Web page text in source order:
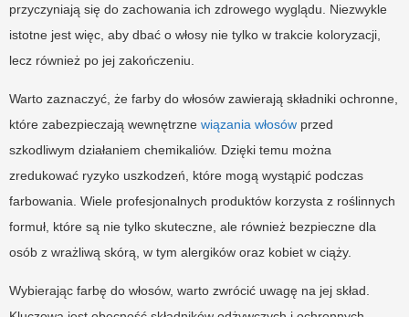
przyczyniają się do zachowania ich zdrowego wyglądu. Niezwykle
istotne jest więc, aby dbać o włosy nie tylko w trakcie koloryzacji,
lecz również po jej zakończeniu.
Warto zaznaczyć, że farby do włosów zawierają składniki ochronne,
które zabezpieczają wewnętrzne wiązania włosów przed
szkodliwym działaniem chemikaliów. Dzięki temu można
zredukować ryzyko uszkodzeń, które mogą wystąpić podczas
farbowania. Wiele profesjonalnych produktów korzysta z roślinnych
formuł, które są nie tylko skuteczne, ale również bezpieczne dla
osób z wrażliwą skórą, w tym alergików oraz kobiet w ciąży.
Wybierając farbę do włosów, warto zwrócić uwagę na jej skład.